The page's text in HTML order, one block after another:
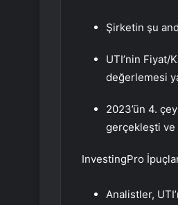
Şirketin şu
UTI’nin Fiyat/
değerlemesi
2023’ün 4.
gerçekleşti ve
InvestingPro
Analistler,